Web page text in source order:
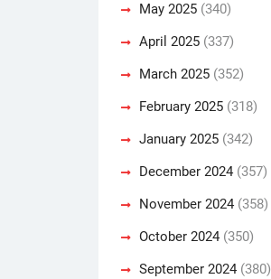
May 2025 (340)
April 2025 (337)
March 2025 (352)
February 2025 (318)
January 2025 (342)
December 2024 (357)
November 2024 (358)
October 2024 (350)
September 2024 (380)